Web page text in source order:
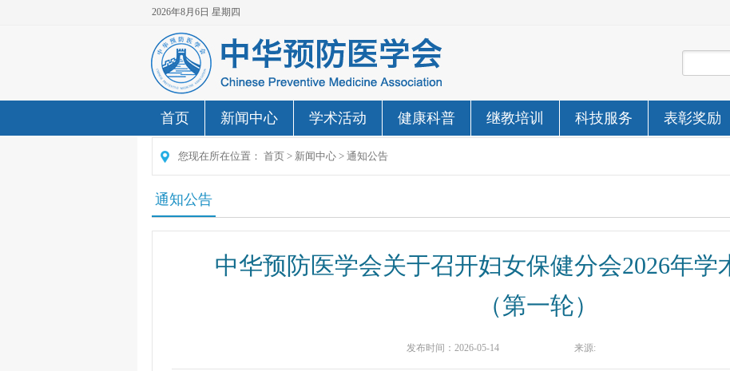
2026年8月6日 星期四
首页 新闻中心 学术活动 健康科普 继教培训 科技服务 表彰奖励
您现在所在位置： 首页 > 新闻中心 > 通知公告
通知公告
中华预防医学会关于召开妇女保健分会2026年学
（第一轮）
发布时间： 2026-05-14 来源: